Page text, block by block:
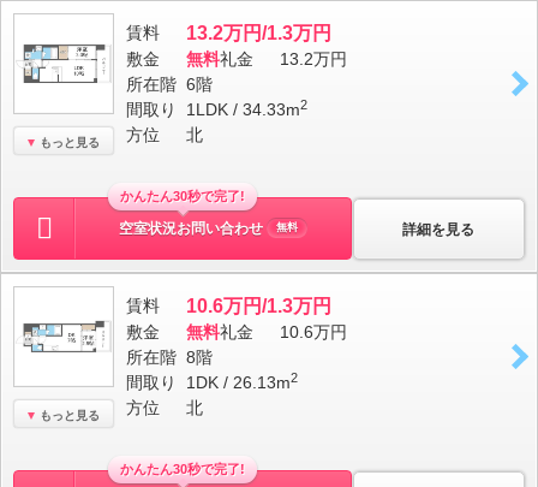
もっと見る
賃料 13.2万円/1.3万円
敷金 無料礼金
13.2万円
所在階 6階
間取り
1LDK / 34.33m2
方位 北
詳細を見る
かんたん30秒で完了!
空室状況お問い合わせ 無料
もっと見る
賃料 10.6万円/1.3万円
敷金 無料礼金
10.6万円
所在階 8階
間取り
1DK / 26.13m2
方位 北
かんたん30秒で完了!